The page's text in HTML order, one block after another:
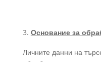
Основание за
Личните данни на